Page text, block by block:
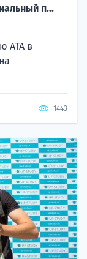
п...
ATA в
1443